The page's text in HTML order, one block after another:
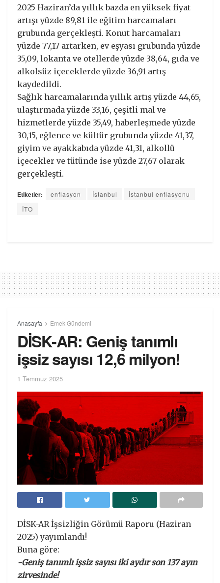
2025 Haziran’da yıllık bazda en yüksek fiyat
artışı yüzde 89,81 ile eğitim harcamaları
grubunda gerçekleşti. Konut harcamaları
yüzde 77,17 artarken, ev eşyası grubunda yüzde
35,09, lokanta ve otellerde yüzde 38,64, gıda ve
alkolsüz içeceklerde yüzde 36,91 artış
kaydedildi.
Sağlık harcamalarında yıllık artış yüzde 44,65,
ulaştırmada yüzde 33,16, çeşitli mal ve
hizmetlerde yüzde 35,49, haberleşmede yüzde
30,15, eğlence ve kültür grubunda yüzde 41,37,
giyim ve ayakkabıda yüzde 41,31, alkollü
içecekler ve tütünde ise yüzde 27,67 olarak
gerçekleşti.
Etiketler: enflasyon İstanbul
İstanbul enflasyonu
İTO
Anasayfa Emek Gündemi
DİSK-AR: Geniş tanımlı
işsiz sayısı 12,6 milyon!
1 Temmuz 2025
DİSK-AR İşsizliğin Görümü Raporu (Haziran
2025) yayımlandı!
Buna göre:
-Geniş tanımlı işsiz sayısı iki aydır son 137 ayın
zirvesinde!